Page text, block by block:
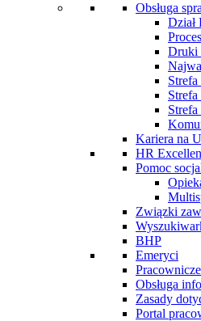
Obsługa
Dział
Druki
Kariera na
HR
Pomoc
Związki
BHP
Emeryci
Obsługa
Zasady
Portal